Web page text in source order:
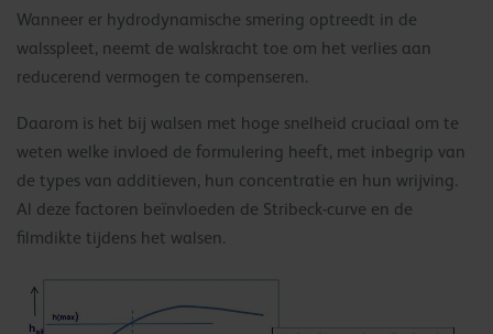
Wanneer er hydrodynamische smering optreedt in de
walsspleet, neemt de walskracht toe om het verlies aan
reducerend vermogen te compenseren.
Daarom is het bij walsen met hoge snelheid cruciaal om te
weten welke invloed de formulering heeft, met inbegrip van
de types van additieven, hun concentratie en hun wrijving.
Al deze factoren beïnvloeden de Stribeck-curve en de
filmdikte tijdens het walsen.